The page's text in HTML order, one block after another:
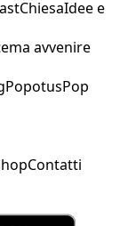
ChiesaIdee e
avvenire
PopotusPop
Contatti